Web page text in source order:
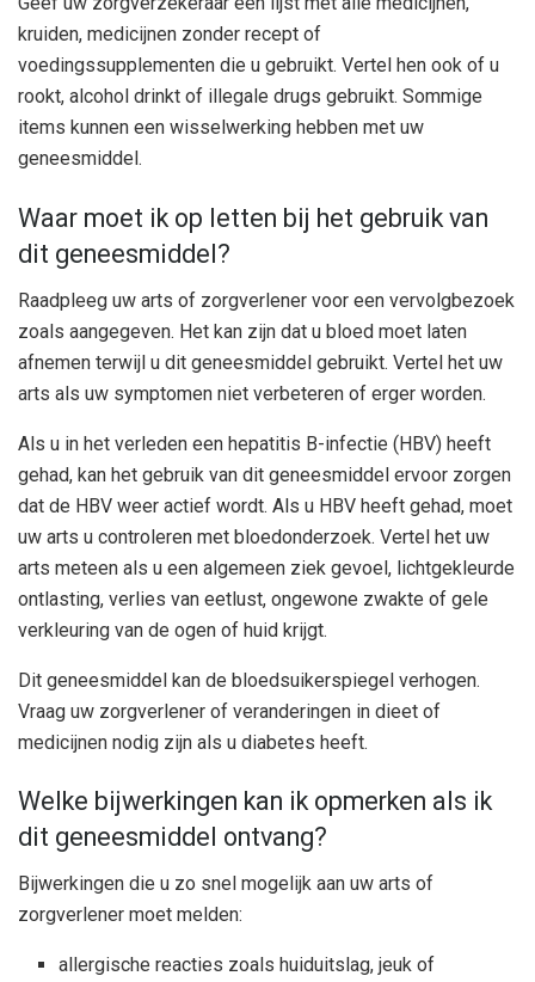
kruiden, medicijnen zonder recept of
voedingssupplementen die u gebruikt. Vertel hen ook of u
rookt, alcohol drinkt of illegale drugs gebruikt. Sommige
items kunnen een wisselwerking hebben met uw
geneesmiddel.
Waar moet ik op letten bij het gebruik van
dit geneesmiddel?
Raadpleeg uw arts of zorgverlener voor een vervolgbezoek
zoals aangegeven. Het kan zijn dat u bloed moet laten
afnemen terwijl u dit geneesmiddel gebruikt. Vertel het uw
arts als uw symptomen niet verbeteren of erger worden.
Als u in het verleden een hepatitis B-infectie (HBV) heeft
gehad, kan het gebruik van dit geneesmiddel ervoor zorgen
dat de HBV weer actief wordt. Als u HBV heeft gehad, moet
uw arts u controleren met bloedonderzoek. Vertel het uw
arts meteen als u een algemeen ziek gevoel, lichtgekleurde
ontlasting, verlies van eetlust, ongewone zwakte of gele
verkleuring van de ogen of huid krijgt.
Dit geneesmiddel kan de bloedsuikerspiegel verhogen.
Vraag uw zorgverlener of veranderingen in dieet of
medicijnen nodig zijn als u diabetes heeft.
Welke bijwerkingen kan ik opmerken als ik
dit geneesmiddel ontvang?
Bijwerkingen die u zo snel mogelijk aan uw arts of
zorgverlener moet melden:
allergische reacties zoals huiduitslag, jeuk of